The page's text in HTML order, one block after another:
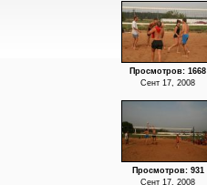
Просмотров: 1668
Сент 17, 2008
Просмотров: 931
Сент 17, 2008